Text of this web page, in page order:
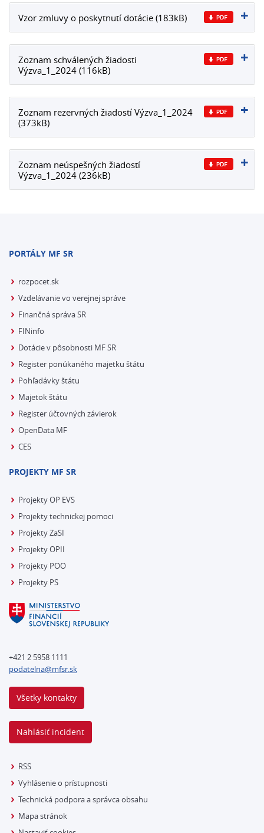
Vzor zmluvy o poskytnutí dotácie (183kB)
Zoznam schválených žiadosti
Výzva_1_2024 (116kB)
Zoznam rezervných žiadostí Výzva_1_2024
(373kB)
Zoznam neúspešných žiadostí
Výzva_1_2024 (236kB)
PORTÁLY MF SR
rozpocet.sk
Vzdelávanie vo verejnej správe
Finančná správa SR
FINinfo
Dotácie v pôsobnosti MF SR
Register ponúkaného majetku štátu
Pohľadávky štátu
Majetok štátu
Register účtovných závierok
OpenData MF
CES
PROJEKTY MF SR
Projekty OP EVS
Projekty technickej pomoci
Projekty ZaSI
Projekty OPII
Projekty POO
Projekty PS
+421 2 5958 1111
podatelna@mfsr.sk
Všetky kontakty
Nahlásiť incident
RSS
Vyhlásenie o prístupnosti
Technická podpora a správca obsahu
Mapa stránok